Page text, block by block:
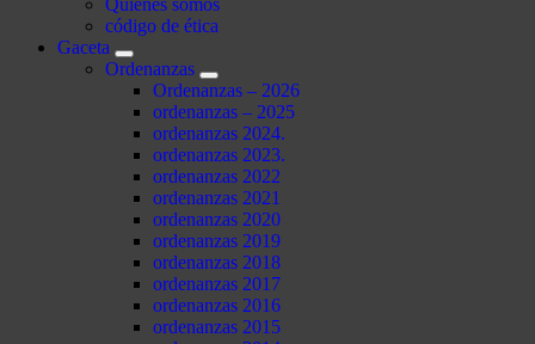
Quienes somos
código de ética
Gaceta
Ordenanzas
Ordenanzas – 2026
ordenanzas – 2025
ordenanzas 2024.
ordenanzas 2023.
ordenanzas 2022
ordenanzas 2021
ordenanzas 2020
ordenanzas 2019
ordenanzas 2018
ordenanzas 2017
ordenanzas 2016
ordenanzas 2015